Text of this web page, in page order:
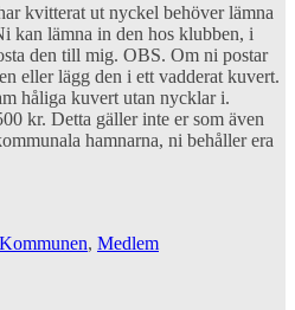
kvitterat ut nyckel behöver lämna
kan lämna in den hos klubben, i
den till mig. OBS. Om ni postar
eller lägg den i ett vadderat kuvert.
håliga kuvert utan nycklar i.
kr. Detta gäller inte er som även
hamnarna, ni behåller era
Kommunen, Medlem